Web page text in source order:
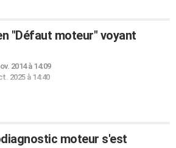
"Défaut moteur" voyant
2014 à 14:09
2025 à 14:40
moteur s'est